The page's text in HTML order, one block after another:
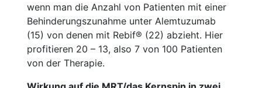
wenn man die Anzahl von Patienten mit einer
Behinderungszunahme unter Alemtuzumab
(15) von denen mit Rebif® (22) abzieht. Hier
profitieren 20 – 13, also 7 von 100 Patienten
von der Therapie.